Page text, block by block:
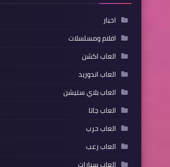
اخبار
افلام ومسلسلات
العاب اكشن
العاب اندوريد
العاب بلاي ستيشن
العاب جاتا
العاب حرب
العاب رعب
العاب سيارات